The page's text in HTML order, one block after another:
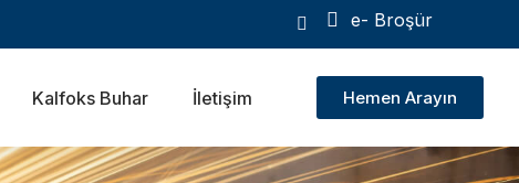
e- Broşür
Kalfoks Buhar İletişim Hemen Arayın